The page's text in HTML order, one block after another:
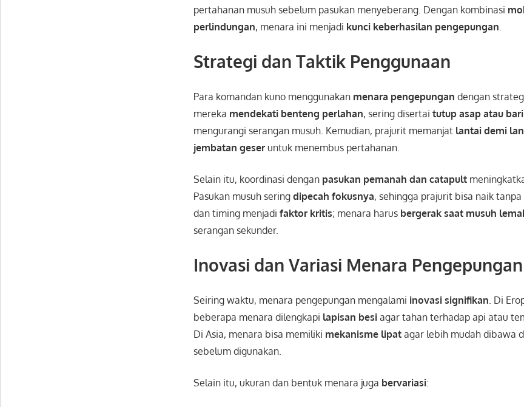
pertahanan musuh sebelum pasukan menyeberang. Dengan kombinasi
perlindungan, menara ini menjadi kunci keberhasilan pengepungan
Strategi dan Taktik Penggunaan
Para komandan kuno menggunakan menara pengepungan dengan
mereka mendekati benteng perlahan, sering disertaitutup asap atau
mengurangi serangan musuh. Kemudian, prajurit memanjat lantai demi
jembatan geser untuk menembus pertahanan.
Selain itu, koordinasi dengan pasukan pemanah dan catapult
Pasukan musuh seringdipecah fokusnya, sehingga prajurit bisa naik
dan timing menjadifaktor kritis; menara harus bergerak saat musuh
serangan sekunder.
Inovasi dan Variasi Menara Pengepungan
Seiring waktu, menara pengepungan mengalami inovasi signifikan . Di
beberapa menara dilengkapi lapisan besi agar tahan terhadap api atau
Di Asia, menara bisa memiliki mekanisme lipat agar lebih mudah dibawa
sebelum digunakan.
Selain itu, ukuran dan bentuk menara juga bervariasi: